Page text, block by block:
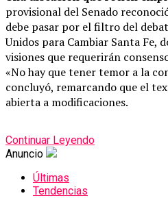
provisional del Senado
debe pasar por el filtro del
Unidos para Cambiar Santa Fe,
visiones que requerirán
«No hay que tener temor a la
concluyó, remarcando que el
abierta a modificaciones.
Continuar Leyendo
Anuncio
Últimas
Tendencias